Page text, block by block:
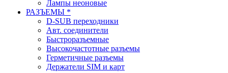
Лампы неоновые
РАЗЪЕМЫ *
D-SUB переходники
Авт. соединители
Быстроразъемные
Высокочастотные разъемы
Герметичные разъемы
Держатели SIM и карт